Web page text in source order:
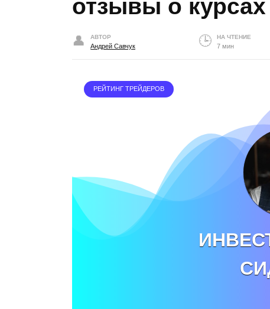
отзывы о
АВТОР
Андрей Савчук
НА ЧТЕНИЕ
7 мин
РЕЙТИНГ ТРЕЙДЕРОВ